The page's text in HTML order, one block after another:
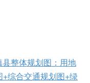
县整体规划图：用地
综合交通规划图+绿